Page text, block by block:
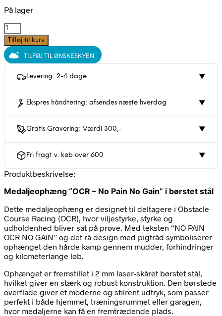
På lager
OCR
-
No
pain
No
gain
Stål
Home
antal
Tilføj til kurv
TILFØJ TIL ØNSKESKYEN
Levering: 2-4 dage ▼
Ekspres håndtering: afsendes næste hverdag ▼
Gratis Gravering: Værdi 300,- ▼
Fri fragt v. køb over 600 ▼
Produktbeskrivelse:
Medaljeophæng “OCR – No Pain No Gain” i børstet stål
Dette medaljeophæng er designet til deltagere i Obstacle
Course Racing (OCR), hvor viljestyrke, styrke og
udholdenhed bliver sat på prøve. Med teksten “NO PAIN
OCR NO GAIN” og det rå design med pigtråd symboliserer
ophænget den hårde kamp gennem mudder, forhindringer
og kilometerlange løb.
Ophænget er fremstillet i 2 mm laser-skåret børstet stål,
hvilket giver en stærk og robust konstruktion. Den børstede
overflade giver et moderne og stilrent udtryk, som passer
perfekt i både hjemmet, træningsrummet eller garagen,
hvor medaljerne kan få en fremtrædende plads.